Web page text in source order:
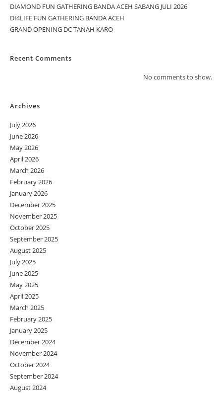
DIAMOND FUN GATHERING BANDA ACEH SABANG JULI 2026
DI4LIFE FUN GATHERING BANDA ACEH
GRAND OPENING DC TANAH KARO
Recent Comments
No comments to show.
Archives
July 2026
June 2026
May 2026
April 2026
March 2026
February 2026
January 2026
December 2025
November 2025
October 2025
September 2025
August 2025
July 2025
June 2025
May 2025
April 2025
March 2025
February 2025
January 2025
December 2024
November 2024
October 2024
September 2024
August 2024